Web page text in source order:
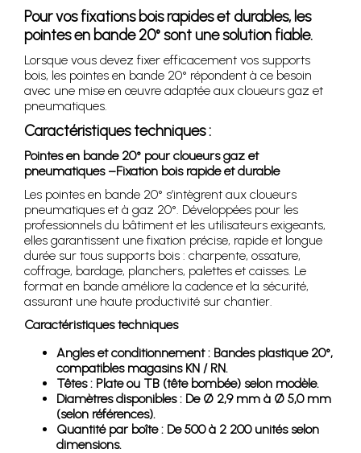
Pour vos fixations bois rapides et durables, les
pointes en bande 20° sont une solution fiable.
Lorsque vous devez fixer efficacement vos supports
bois, les pointes en bande 20° répondent à ce besoin
avec une mise en œuvre adaptée aux cloueurs gaz et
pneumatiques.
Caractéristiques techniques :
Pointes en bande 20° pour cloueurs gaz et
pneumatiques –Fixation bois rapide et durable
Les pointes en bande 20° s’intègrent aux cloueurs
pneumatiques et à gaz 20°. Développées pour les
professionnels du bâtiment et les utilisateurs exigeants,
elles garantissent une fixation précise, rapide et longue
durée sur tous supports bois : charpente, ossature,
coffrage, bardage, planchers, palettes et caisses. Le
format en bande améliore la cadence et la sécurité,
assurant une haute productivité sur chantier.
Caractéristiques techniques
Angles et conditionnement : Bandes plastique 20°,
compatibles magasins KN / RN.
Têtes : Plate ou TB (tête bombée) selon modèle.
Diamètres disponibles : De Ø 2,9 mm à Ø 5,0 mm
(selon références).
Quantité par boîte : De 500 à 2 200 unités selon
dimensions.